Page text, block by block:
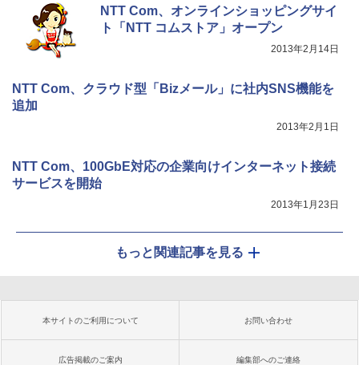
NTT Com、オンラインショッピングサイ
ト「NTT コムストア」オープン
2013年2月14日
NTT Com、クラウド型「Bizメール」に社内SNS機能を
追加
2013年2月1日
NTT Com、100GbE対応の企業向けインターネット接続
サービスを開始
2013年1月23日
もっと関連記事を見る
本サイトのご利用について お問い合わせ
広告掲載のご案内 編集部へのご連絡